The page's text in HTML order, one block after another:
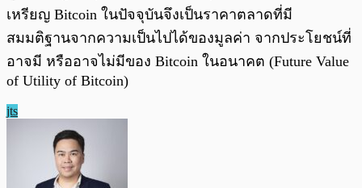
เหรียญ Bitcoin ในปัจจุบันจึงเป็นราคาตลาดที่มี
สมมติฐานจากความเป็นไปได้ของมูลค่า จากประโยชน์ที่
อาจมี หรืออาจไม่มีของ Bitcoin ในอนาคต (Future Value
of Utility of Bitcoin)
jts